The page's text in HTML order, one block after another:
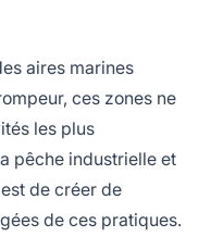
aires marines
ces zones ne
les plus
pêche industrielle et
de créer de
de ces pratiques.